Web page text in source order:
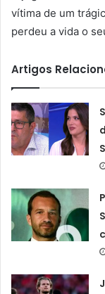
vítima de um
perdeu a vida o
Artigos